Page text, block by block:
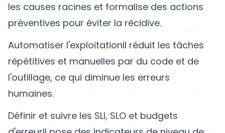
les causes racines et formalise des actions
préventives pour éviter la récidive.
Automatiser l'exploitationIl réduit les tâches
répétitives et manuelles par du code et de
l'outillage, ce qui diminue les erreurs
humaines.
Définir et suivre les SLI, SLO et budgets